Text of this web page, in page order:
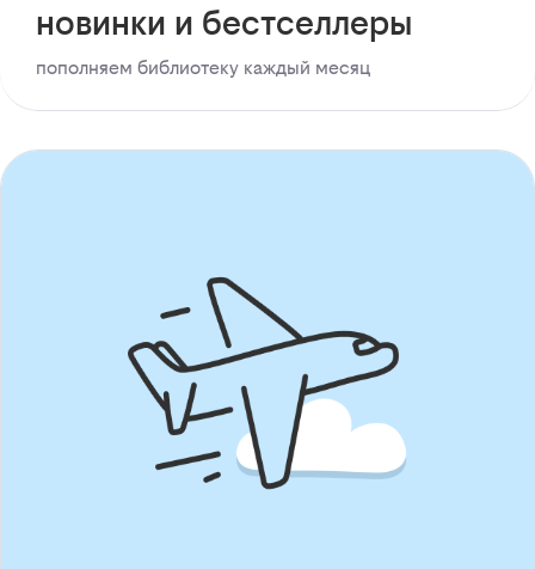
новинки и бестселлеры
пополняем библиотеку каждый месяц